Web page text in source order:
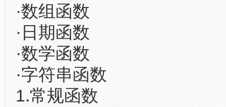
·数组函数
·日期函数
·数学函数
·字符串函数
1.常规函数